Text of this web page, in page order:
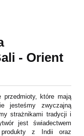
- Orient
przedmioty, które mają
jesteśmy zwyczajną
strażnikami tradycji i
jest świadectwem
z Indii oraz